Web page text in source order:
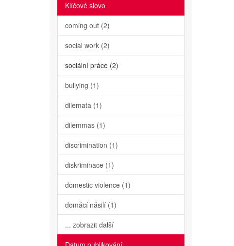
Klíčové slovo
coming out (2)
social work (2)
sociální práce (2)
bullying (1)
dilemata (1)
dilemmas (1)
discrimination (1)
diskriminace (1)
domestic violence (1)
domácí násilí (1)
... zobrazit další